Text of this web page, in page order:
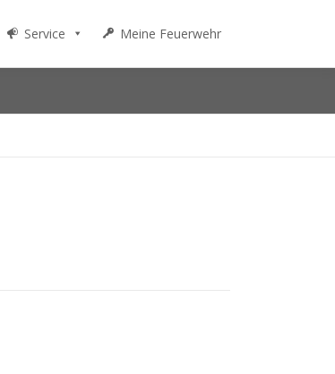
Service Meine Feuerwehr